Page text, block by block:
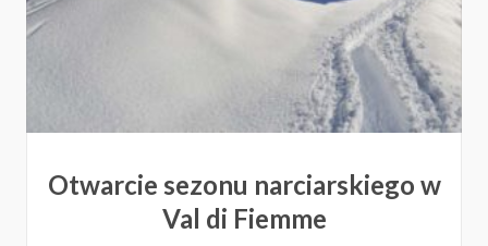
Otwarcie sezonu narciarskiego w
Val di Fiemme